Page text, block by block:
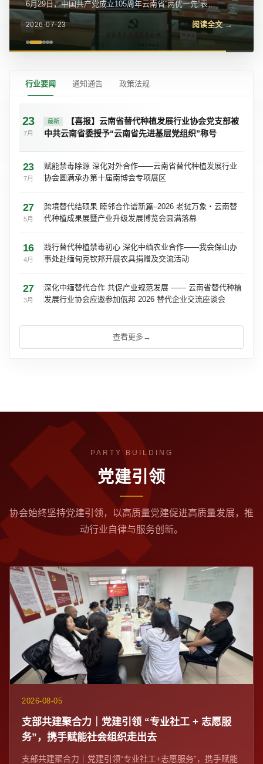
近日，我会党支部参加金碧街道党工委举办的学习贯彻党
的二十届四中全会精神宣讲报告会。区委宣传部常务副部
长、区委网信办主任苏学峰带队宣讲，社区党委、...
2026-07-23 阅读全文 →
行业要闻 通知通告 政策法规
23
7月
最新
【喜报】云南省替代种植发展行业协会党支部被
中共云南省委授予“云南省先进基层党组织”称号
23
7月
赋能禁毒除源 深化对外合作——云南省替代种植发展行业
协会圆满承办第十届南博会专项展区
27
5月
跨境替代结硕果 睦邻合作谱新篇–2026 老挝万象・云南替
代种植成果展暨产业升级发展博览会圆满落幕
16
4月
践行替代种植禁毒初心 深化中缅农业合作——我会保山办
事处赴缅甸克钦邦开展农具捐赠及交流活动
27
3月
深化中缅替代合作 共促产业规范发展 —— 云南省替代种植
发展行业协会应邀参加佤邦 2026 替代企业交流座谈会
查看更多 →
党建引领
协会始终坚持党建引领，以高质量党建促进高质量发展，推
动行业自律与服务创新。
2026-08-05
支部共建聚合力｜党建引领 “专业社工 + 志愿服
务”，携手赋能社会组织走出去
支部共建聚合力｜党建引领“专业社工+志愿服务”，携手赋能